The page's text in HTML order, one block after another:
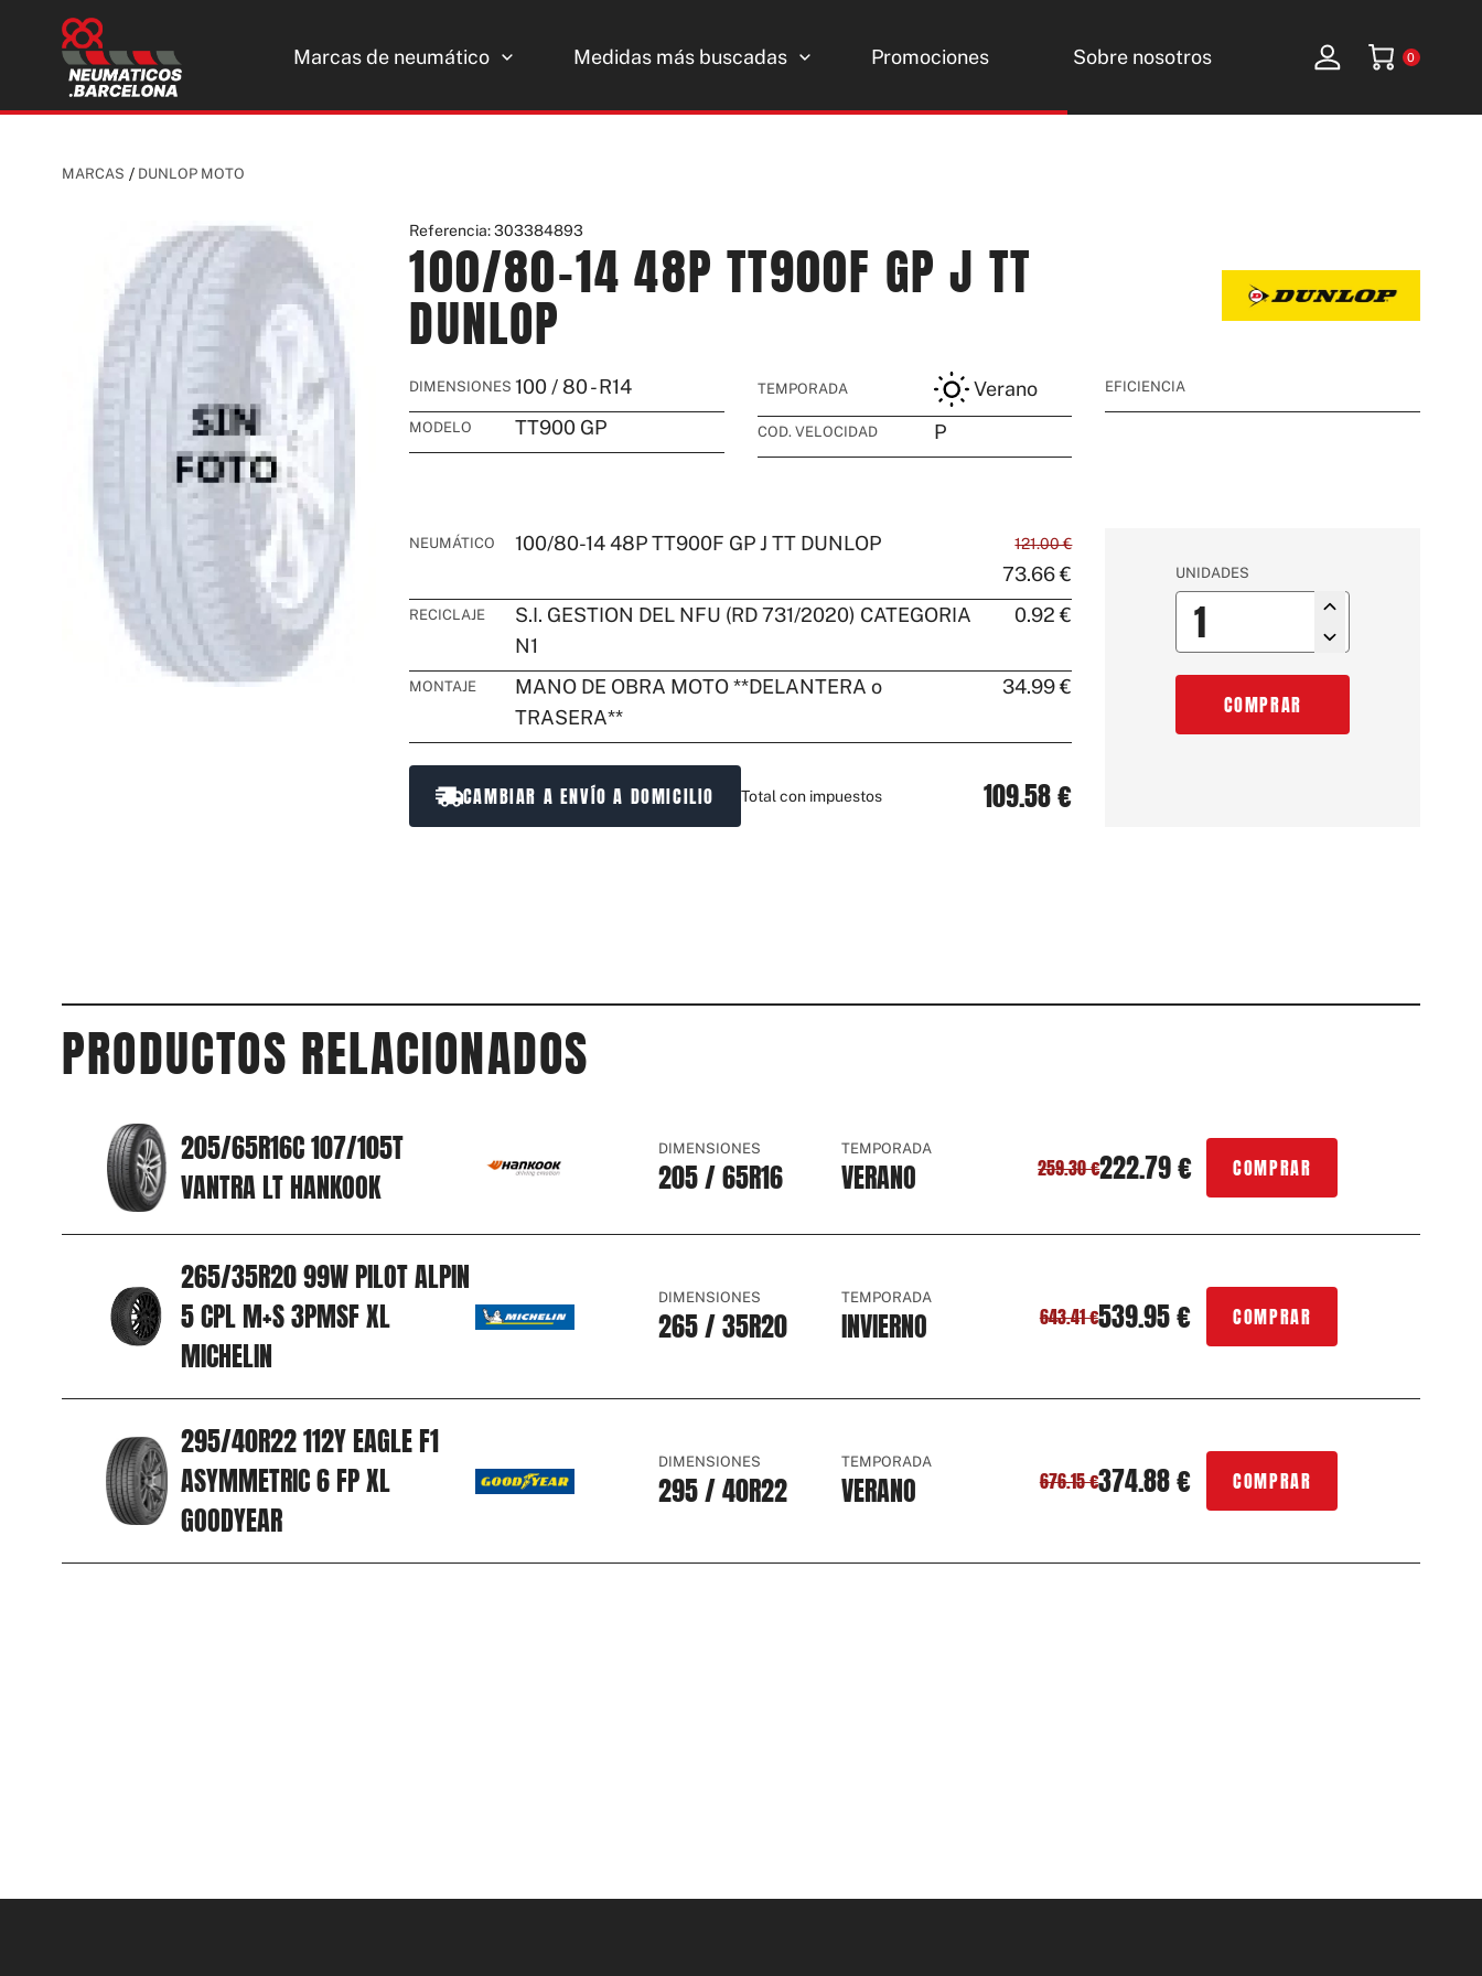
0
Marcas de neumático Medidas más buscadas Promociones Sobre nosotros
MARCAS DUNLOP MOTO
Referencia: 303384893
100/80-14 48P TT900F GP J TT
DUNLOP
DIMENSIONES 100 / 80- R14
MODELO TT900 GP
TEMPORADA Verano
COD. VELOCIDAD P
EFICIENCIA
NEUMÁTICO 100/80-14 48P TT900F GP J TT DUNLOP 121.00 €
73.66 €
RECICLAJE
S.I. GESTION DEL NFU (RD 731/2020) CATEGORIA
N1
0.92 €
MONTAJE
MANO DE OBRA MOTO **DELANTERA o
TRASERA**
34.99 €
CAMBIAR A ENVÍO A DOMICILIO Total con impuestos 109.58 €
UNIDADES
COMPRAR
PRODUCTOS RELACIONADOS
205/65R16C 107/105T
VANTRA LT HANKOOK
DIMENSIONES
205 / 65R16
TEMPORADA
VERANO 259.30 €222.79 € COMPRAR
265/35R20 99W PILOT ALPIN
5 CPL M+S 3PMSF XL
MICHELIN
DIMENSIONES
265 / 35R20
TEMPORADA
INVIERNO 643.41 €539.95 € COMPRAR
295/40R22 112Y EAGLE F1
ASYMMETRIC 6 FP XL
GOODYEAR
DIMENSIONES
295 / 40R22
TEMPORADA
VERANO 676.15 €374.88 € COMPRAR